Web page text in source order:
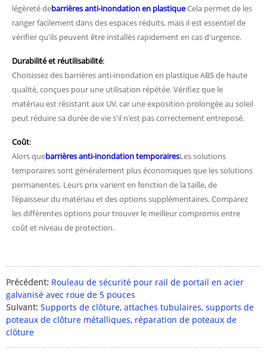
légèreté debarrières anti-inondation en plastiqueCela permet de les
ranger facilement dans des espaces réduits, mais il est essentiel de
vérifier qu'ils peuvent être installés rapidement en cas d'urgence.
Durabilité et réutilisabilité:
Choisissez des barrières anti-inondation en plastique ABS de haute
qualité, conçues pour une utilisation répétée. Vérifiez que le
matériau est résistant aux UV, car une exposition prolongée au soleil
peut réduire sa durée de vie s'il n'est pas correctement entreposé.
Coût:
Alors quebarrières anti-inondation temporairesLes solutions
temporaires sont généralement plus économiques que les solutions
permanentes. Leurs prix varient en fonction de la taille, de
l'épaisseur du matériau et des options supplémentaires. Comparez
les différentes options pour trouver le meilleur compromis entre
coût et niveau de protection.
Précédent: Rouleau de sécurité pour rail de portail en acier
galvanisé avec roue de 5 pouces
Suivant: Supports de clôture, attaches tubulaires, supports de
poteaux de clôture métalliques, réparation de poteaux de
clôture